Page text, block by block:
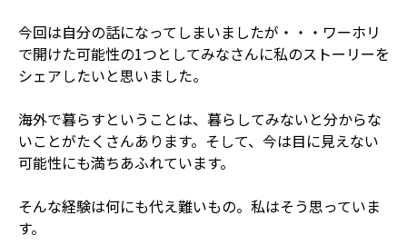
今回は自分の話になってしまいましたが・・・ワーホリ
で開けた可能性の1つとしてみなさんに私のストーリーを
シェアしたいと思いました。
海外で暮らすということは、暮らしてみないと分からな
いことがたくさんあります。そして、今は目に見えない
可能性にも満ちあふれています。
そんな経験は何にも代え難いもの。私はそう思っていま
す。